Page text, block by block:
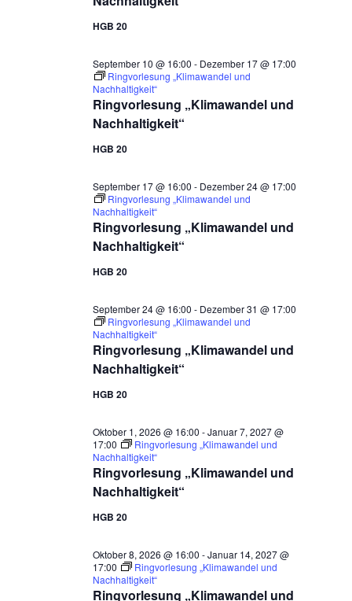
HGB 20
Ringvorlesung „Klimawandel und
Nachhaltigkeit“
September 10 @ 16:00 - Dezember 17 @ 17:00
Ringvorlesung „Klimawandel und
Nachhaltigkeit“
HGB 20
Ringvorlesung „Klimawandel und
Nachhaltigkeit“
September 17 @ 16:00 - Dezember 24 @ 17:00
Ringvorlesung „Klimawandel und
Nachhaltigkeit“
HGB 20
Ringvorlesung „Klimawandel und
Nachhaltigkeit“
September 24 @ 16:00 - Dezember 31 @ 17:00
Ringvorlesung „Klimawandel und
Nachhaltigkeit“
HGB 20
Ringvorlesung „Klimawandel und
Nachhaltigkeit“
Oktober 1, 2026 @ 16:00 -Januar 7, 2027 @
17:00
Ringvorlesung „Klimawandel und
Nachhaltigkeit“
HGB 20
Ringvorlesung „Klimawandel und
Oktober 8, 2026 @ 16:00 -Januar 14, 2027 @
17:00
Ringvorlesung „Klimawandel und
Nachhaltigkeit“